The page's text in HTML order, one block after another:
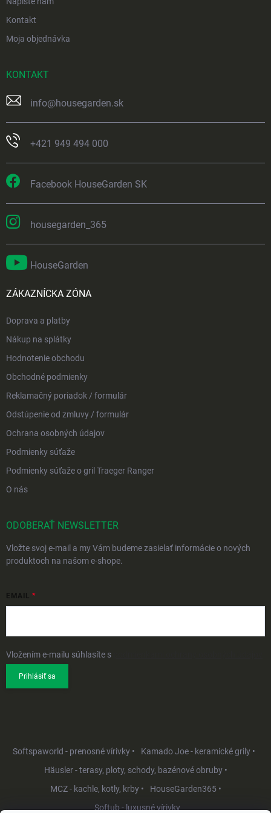
Kontakt
Moja objednávka
KONTAKT
info@housegarden.sk
+421 949 494 000
Facebook HouseGarden SK
housegarden_365
HouseGarden
ZÁKAZNÍCKA ZÓNA
Doprava a platby
Nákup na splátky
Hodnotenie obchodu
Obchodné podmienky
Reklamačný poriadok / formulár
Odstúpenie od zmluvy / formulár
Ochrana osobných údajov
Podmienky súťaže
Podmienky súťaže o gril Traeger Ranger
O nás
ODOBERAŤ NEWSLETTER
Vložte svoj e-mail a my Vám budeme zasielať informácie o nových
produktoch na našom e-shope.
EMAIL
Vložením e-mailu súhlasíte s
Prihlásiť sa
Softspaworld - prenosné vírivky •
Kamado Joe - keramické grily •
Häusler - terasy, ploty, schody, bazénové obruby •
MCZ - kachle, kotly, krby •
HouseGarden365 •
Softub - luxusné vírivky